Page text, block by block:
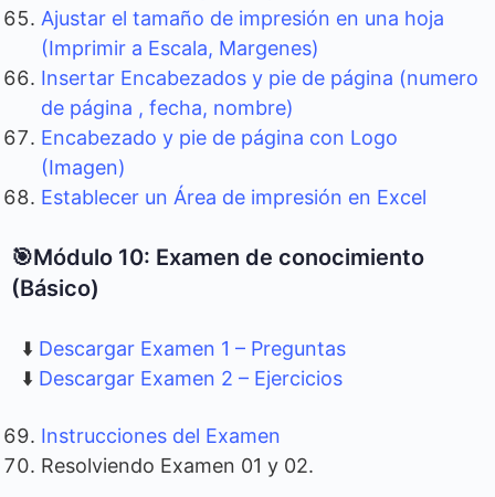
Ajustar el tamaño de impresión en una hoja
(Imprimir a Escala, Margenes)
Insertar Encabezados y pie de página (numero
de página , fecha, nombre)
Encabezado y pie de página con Logo
(Imagen)
Establecer un Área de impresión en Excel
🎯Módulo 10: Examen de conocimiento
(Básico)
⬇️ Descargar Examen 1 – Preguntas
⬇️ Descargar Examen 2 – Ejercicios
Instrucciones del Examen
Resolviendo Examen 01 y 02.